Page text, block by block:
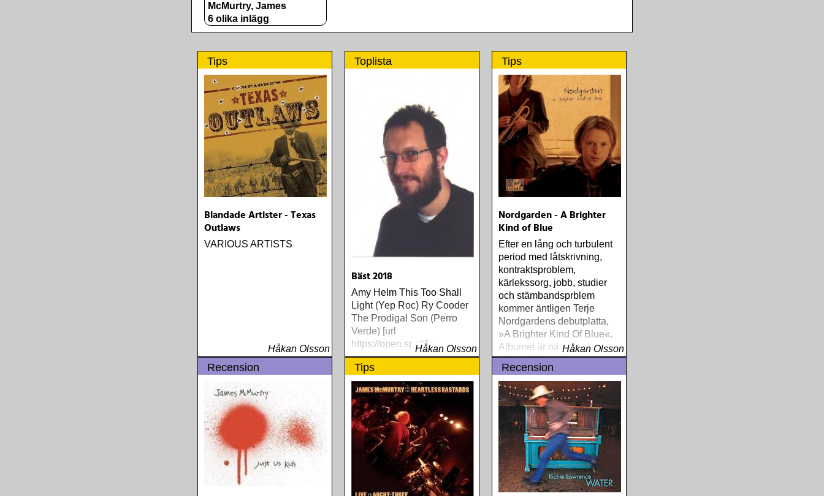
McMurtry, James
6 olika inlägg
Tips
Blandade Artister - Texas
Outlaws
VARIOUS ARTISTS
Håkan Olsson
Toplista
Bäst 2018
Amy Helm This Too Shall
Light (Yep Roc) Ry Cooder
The Prodigal Son (Perro
Verde) [url
https://open.spotifyHåkan Olsson
Tips
Nordgarden - A Brighter
Kind of Blue
Efter en lång och turbulent
period med låtskrivning,
kontraktsproblem,
kärlekssorg, jobb, studier
och stämbandsprblem
kommer äntligen Terje
Nordgardens debutplatta,
»A Brighter Kind Of Blue«.
Albumet är nära, enkelt och
ärligt och handlar om
upplevelser och historier
från en ung mans liv
Håkan Olsson
Recension Tips Recension